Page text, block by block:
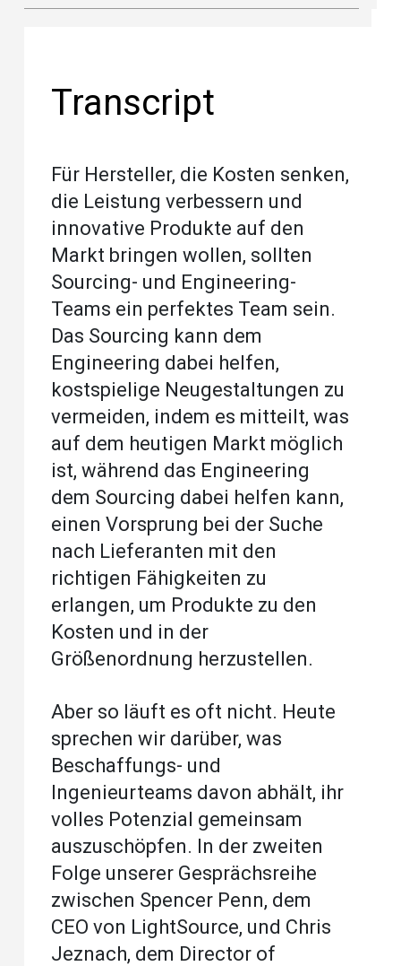
Transcript
Für Hersteller, die Kosten senken,
die Leistung verbessern und
innovative Produkte auf den
Markt bringen wollen, sollten
Sourcing- und Engineering-
Teams ein perfektes Team sein.
Das Sourcing kann dem
Engineering dabei helfen,
kostspielige Neugestaltungen zu
vermeiden, indem es mitteilt, was
auf dem heutigen Markt möglich
ist, während das Engineering
dem Sourcing dabei helfen kann,
einen Vorsprung bei der Suche
nach Lieferanten mit den
richtigen Fähigkeiten zu
erlangen, um Produkte zu den
Kosten und in der
Größenordnung herzustellen.
Aber so läuft es oft nicht. Heute
sprechen wir darüber, was
Beschaffungs- und
Ingenieurteams davon abhält, ihr
volles Potenzial gemeinsam
auszuschöpfen. In der zweiten
Folge unserer Gesprächsreihe
zwischen Spencer Penn, dem
CEO von LightSource, und Chris
Jeznach, dem Director of